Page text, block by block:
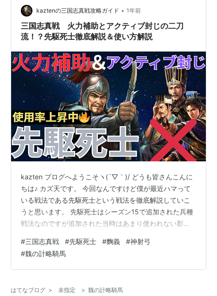
kaztenの三国志真戦攻略ガイド • 1年前
三国志真戦 火力補助とアクティブ封じの二刀
流！？先駆死士徹底解説＆使い方解説
kazten ブログへようこそヽ(´▽｀)/ どうも皆さんこんに
ちは♪ カズ天です。 今回なんですけど僕が最近ハマって
いる戦法である先駆死士という戦法を徹底解説していこ
うと思います。 先駆死士はシーズン15で追加された兵種
戦法なのですが追加された当時はあまり使われない影の
が集まっています。 そんな先駆死士がなぜ注目が集まっ
ているのか？そして強みと最適な使い方はなんなのか？
それを詳しく解説するのでぜひ最後までご覧ください❗️ そ
んな戦法？ ・ 先駆死士概要解説 ・ 先駆死士の強み解
#三国志真戦 #先駆死士 #麴義 #神射弓
#魏の計略騎馬
はてなブログ > 未指定 > 魏の計略騎馬